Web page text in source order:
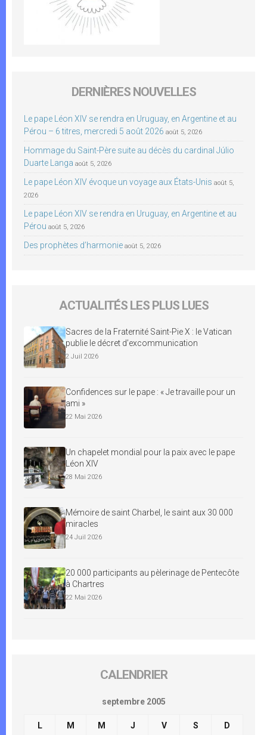
DERNIÈRES NOUVELLES
Le pape Léon XIV se rendra en Uruguay, en Argentine et au
Pérou – 6 titres, mercredi 5 août 2026 août 5, 2026
Hommage du Saint-Père suite au décès du cardinal Júlio
Duarte Langa août 5, 2026
Le pape Léon XIV évoque un voyage aux États-Unis août 5,
2026
Le pape Léon XIV se rendra en Uruguay, en Argentine et au
Pérou août 5, 2026
Des prophètes d’harmonie août 5, 2026
ACTUALITÉS LES PLUS LUES
Sacres de la Fraternité Saint-Pie X : le Vatican
publie le décret d’excommunication
2 Juil 2026
Confidences sur le pape : « Je travaille pour un
ami »
22 Mai 2026
Un chapelet mondial pour la paix avec le pape
Léon XIV
28 Mai 2026
Mémoire de saint Charbel, le saint aux 30 000
miracles
24 Juil 2026
20 000 participants au pèlerinage de Pentecôte
à Chartres
22 Mai 2026
CALENDRIER
septembre 2005
L M M J V S D